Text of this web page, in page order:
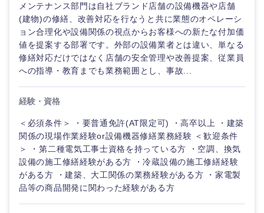
メンテナンス部門は自社ブランド店舗の設備機器や店舗
(建物)の修繕、改善対応を行なうと共に業態のオペレーシ
ョン合理化や設備関係の視点からお客様への新たな付加価
値を提案する部署です。外部の設備業者とは違い、単なる
修繕対応だけではなく店舗の安全管理や改善提案、従業員
への指導・教育までも業務範囲とし、事故...
経験・資格
＜必須条件＞ ・要普通免許(AT限定可) ・高卒以上 ・建築
関係の現場作業経験or設備機器修繕業務経験 ＜歓迎条件
＞ ・第二種電気工事士資格を持っている方 ・空調、換気
設備の施工修繕経験がある方 ・冷蔵設備の施工修繕経験
がある方 ・建築、大工関係の業務経験がある方 ・家電製
品等の商品開発に関わった経験がある方